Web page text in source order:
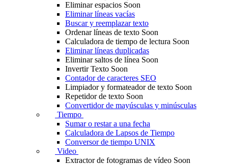
Eliminar espacios Soon
Eliminar líneas vacías
Buscar y reemplazar texto
Ordenar líneas de texto Soon
Calculadora de tiempo de lectura Soon
Eliminar líneas duplicadas
Eliminar saltos de línea Soon
Invertir Texto Soon
Contador de caracteres SEO
Limpiador y formateador de texto Soon
Repetidor de texto Soon
Convertidor de mayúsculas y minúsculas
Tiempo
Sumar o restar a una fecha
Calculadora de Lapsos de Tiempo
Conversor de tiempo UNIX
Video
Extractor de fotogramas de vídeo Soon